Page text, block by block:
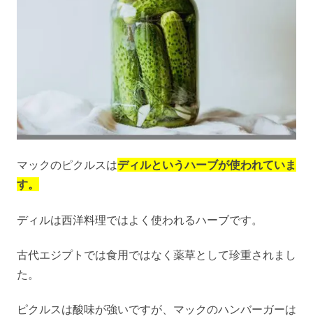
マックのピクルスはディルというハーブが使われていま
す。
ディルは西洋料理ではよく使われるハーブです。
古代エジプトでは食用ではなく薬草として珍重されまし
た。
ピクルスは酸味が強いですが、マックのハンバーガーは